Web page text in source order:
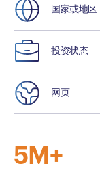
国家或地区
投资状态
网页
5M+